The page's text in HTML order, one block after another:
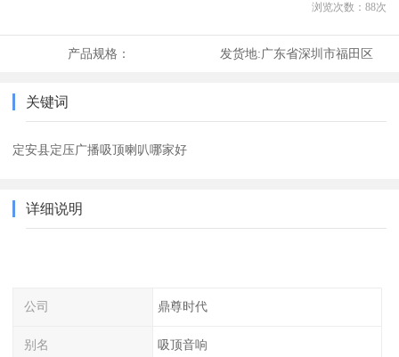
浏览次数： 88次
产品规格： 发货地:广东省深圳市福田区
关键词
定安县定压广播吸顶喇叭哪家好
详细说明
公司 鼎尊时代
别名 吸顶音响